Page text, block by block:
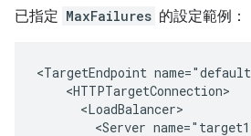
已指定 MaxFailures 的設定範例：
<TargetEndpoint
    <HTTPTargetConnection>
      <LoadBalancer>
<Server